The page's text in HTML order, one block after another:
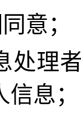
意；
处理
息；